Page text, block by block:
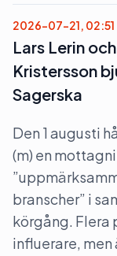
2026-07-21, 02:51
Lars Lerin
Kristersson
Sagerska
Den 1 augusti
(m) en
branscher” i
körgång. Flera
influerare,